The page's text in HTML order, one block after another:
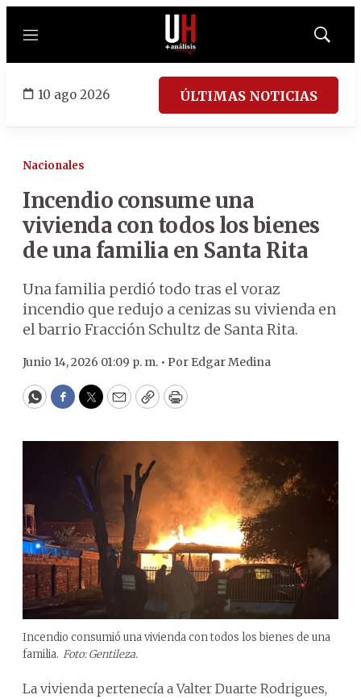
Menú
Mostrar
10 ago 2026 ÚLTIMAS NOTICIAS
Nacionales
Incendio consume una
vivienda con todos los bienes
de una familia en Santa Rita
Una familia perdió todo tras el voraz
incendio que redujo a cenizas su vivienda en
el barrio Fracción Schultz de Santa Rita.
Junio 14, 2026 01:09 p. m. • Por Edgar Medina
WhatsApp
Facebook
Twitter
EmailCopyPrint
Incendio consumió una vivienda con todos los bienes de una
familia. Foto: Gentileza.
La vivienda pertenecía a Valter Duarte Rodrigues,